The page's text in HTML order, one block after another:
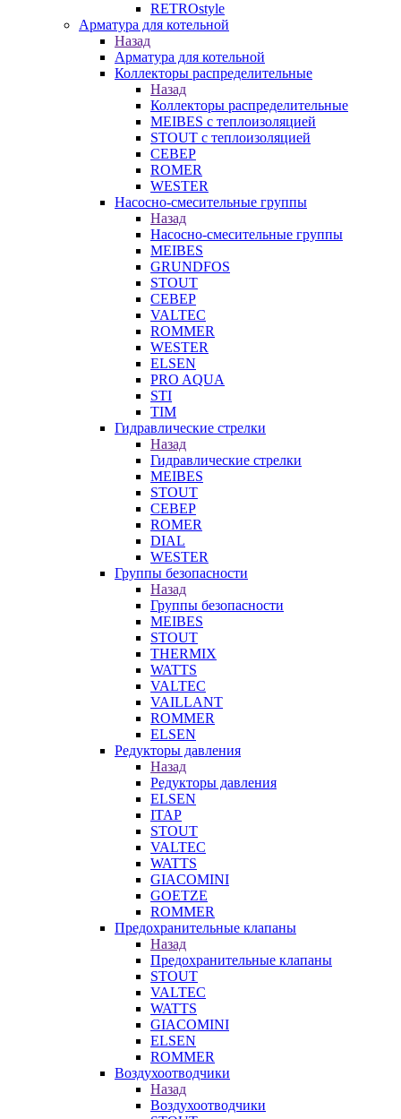
RETROstyle
Арматура для котельной
Назад
Арматура для котельной
Коллекторы распределительные
Назад
Коллекторы распределительные
MEIBES с теплоизоляцией
STOUT с теплоизоляцией
СЕВЕР
ROMER
WESTER
Насосно-смесительные группы
Назад
Насосно-смесительные группы
MEIBES
GRUNDFOS
STOUT
СЕВЕР
VALTEC
ROMMER
WESTER
ELSEN
PRO AQUA
STI
TIM
Гидравлические стрелки
Назад
Гидравлические стрелки
MEIBES
STOUT
СЕВЕР
ROMER
DIAL
WESTER
Группы безопасности
Назад
Группы безопасности
MEIBES
STOUT
THERMIX
WATTS
VALTEC
VAILLANT
ROMMER
ELSEN
Редукторы давления
Назад
Редукторы давления
ELSEN
ITAP
STOUT
VALTEC
WATTS
GIACOMINI
GOETZE
ROMMER
Предохранительные клапаны
Назад
Предохранительные клапаны
STOUT
VALTEC
WATTS
GIACOMINI
ELSEN
ROMMER
Воздухоотводчики
Назад
Воздухоотводчики